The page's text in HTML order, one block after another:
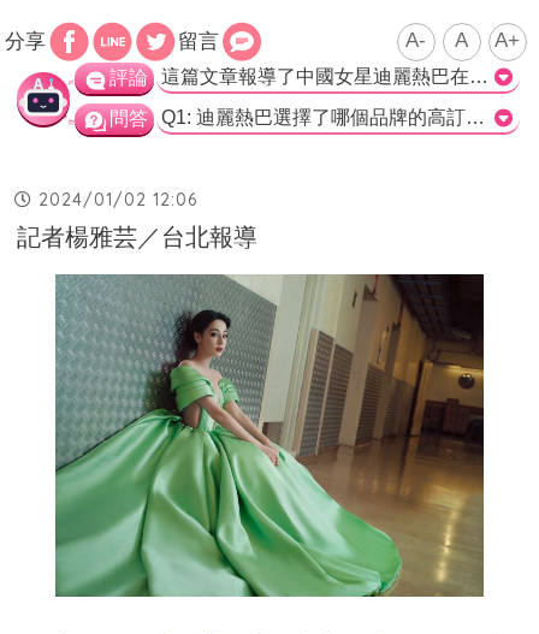
分享 留言 A- A A+
評論 這篇文章報導了中國女星迪麗熱巴在元旦曬出美照和與粉絲慶祝的消息。文章中描述了迪麗熱巴身穿嫩綠色禮服的性感形象，並提到了她是中國娛樂圈首位穿上高訂禮服的女星。這套禮服的特殊設計和迪麗熱巴傲人身材的結合，引起了網友的熱議和稱讚。然而，有些網友也注意到照片中的背景是倉庫和電梯，導致一些粉絲開玩笑稱她是"落跑公主"。 這篇文章著重報導了迪麗熱巴的美貌和在時尚界的地位。選擇黎巴嫩高訂品牌GEORGES HOBEIKA的服裝，顯示了她具有時尚品味和影響力。文章也成功地捕捉到了網友對迪麗熱巴的熱情回應和關注。 然而，雖然這篇文章的主題是迪麗熱巴慶祝元旦和晒美照，但部分網友的關注點卻轉移到了背景設置。這種評論可能是基於照片內容的趣味性，但對於正式的新聞報導而言，這種註解可能顯得不太重要，並不會對讀者對迪麗熱巴的形象和活動產生實質上的影響。 總的來說，這篇報導關注了迪麗熱巴的美貌和時尚品味，並概述了她在元旦活動中的亮點。然而，在報導中出現對背景設置的註解，可能對於主題的重要性而言不太恰當。>
問答 Q1: 迪麗熱巴選擇了哪個品牌的高訂禮服？ A) DIOR B) CHANEL C) GEORGES HOBEIKA D) GUCCI 正確答案：C) GEORGES HOBEIKA Q2: 迪麗熱巴曬出美照的日期是？ A) 跨年前夜 B) 元旦 C) 元宵節 D) 情人節 正確答案：B) 元旦 Q3: 網友對於迪麗熱巴這套禮服的評價是？ A) 低調奢華 B) 華麗無比 C) 性感火辣 D) 簡約雅致 正確答案：C) 性感火辣
2024/01/02 12:06
記者楊雅芸／台北報導